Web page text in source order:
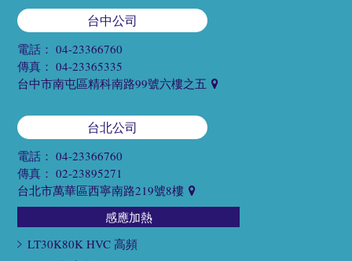
台中公司
電話：04-23366760
傳真：04-23365335
台中市南屯區精科南路99號六樓之五
台北公司
電話：04-23366760
傳真：02-23895271
台北市萬華區西寧南路219號8樓
感應加熱
LT30K80K HVC 高頻